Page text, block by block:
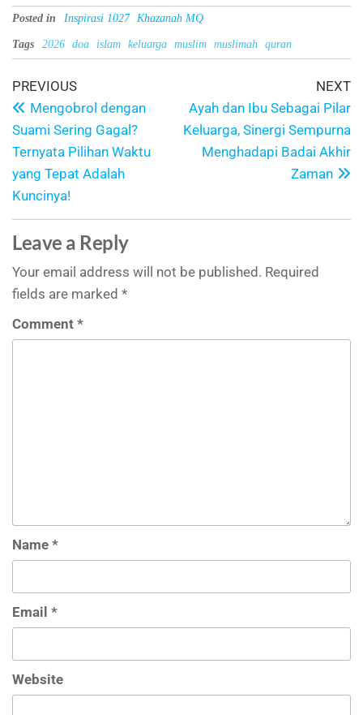
Posted in Inspirasi 1027 Khazanah MQ
Tags 2026 doa islam keluarga muslim muslimah quran
PREVIOUS
Mengobrol dengan
Suami Sering Gagal?
Ternyata Pilihan Waktu
yang Tepat Adalah
Kuncinya!
NEXT
Ayah dan Ibu Sebagai Pilar
Keluarga, Sinergi Sempurna
Menghadapi Badai Akhir
Zaman
Leave a Reply
Your email address will not be published. Required
fields are marked *
Comment *
Name *
Email *
Website